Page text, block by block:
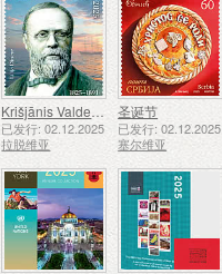
Krišjānis Valdemārs
已发行: 02.12.2025
拉脱维亚
圣诞节
已发行: 02.12.2025
塞尔维亚